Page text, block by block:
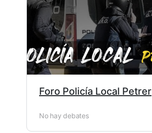
Foro Policía Local Petrer
No hay debates